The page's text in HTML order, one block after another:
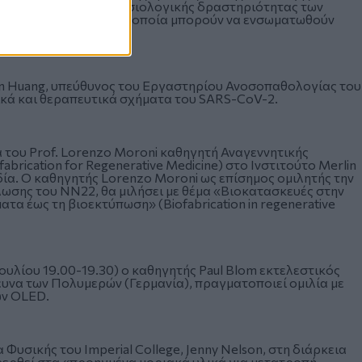
της ηλεκτροφυσιολογικής δραστηριότητας των
ηλεκτρόδια, τα οποία μπορούν να ενσωματωθούν
Huang, υπεύθυνος του Εργαστηρίου Ανοσοπαθολογίας του
και θεραπευτικά σχήματα του SARS-CoV-2.
του Prof. Lorenzo Moroni καθηγητή Αναγεννητικής
for Regenerative Medicine) στο Ινστιτούτο Merlin
Ο καθηγητής Lorenzo Moroni ως επίσημος ομιλητής την
του ΝΝ22, θα μιλήσει με θέμα «Βιοκατασκευές στην
έως τη βιοεκτύπωση» (Biofabrication in regenerative
19.00-19.30) ο καθηγητής Paul Blom εκτελεστικός
των Πολυμερών (Γερμανία), πραγματοποιεί ομιλία με
OLED.
Φυσικής του Imperial College, Jenny Nelson, στη διάρκεια